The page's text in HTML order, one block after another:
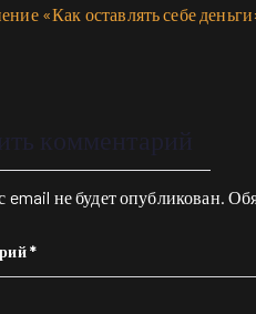
«Как оставлять себе
комментарий
email не будет опубликован.
*